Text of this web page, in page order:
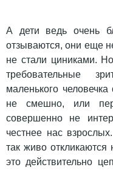
А дети ведь очень
отзываются, они еще
не стали циниками.
требовательные
маленького
не смешно, или
совершенно не
честнее нас
так живо откликаются
это действительно